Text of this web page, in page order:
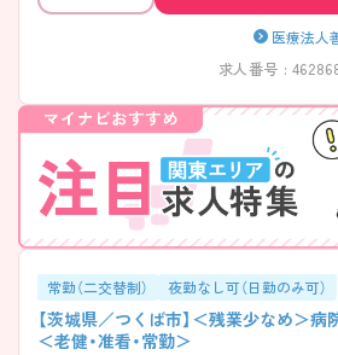
医療法人
求人番号 :
常勤（二交替制） 夜勤なし可（日勤のみ可）
【茨城県／つくば市】＜残業少なめ＞
＜老健・准看・常勤＞